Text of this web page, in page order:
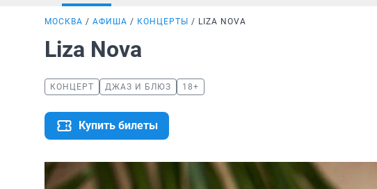
МОСКВА АФИША КОНЦЕРТЫ LIZA NOVA
Liza Nova
КОНЦЕРТ ДЖАЗ И БЛЮЗ 18+
Купить билеты